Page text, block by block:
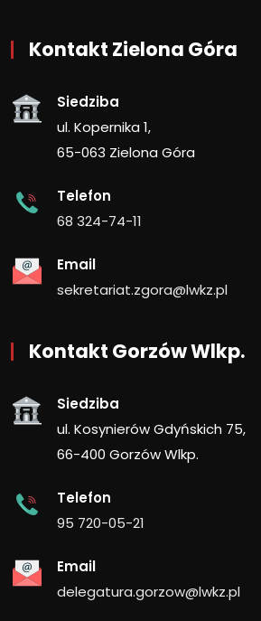
Kontakt Zielona Góra
Siedziba
ul. Kopernika 1,
65-063 Zielona Góra
Telefon
68 324-74-11
Email
sekretariat.zgora@lwkz.pl
Kontakt Gorzów Wlkp.
Siedziba
ul. Kosynierów Gdyńskich 75,
66-400 Gorzów Wlkp.
Telefon
95 720-05-21
Email
delegatura.gorzow@lwkz.pl